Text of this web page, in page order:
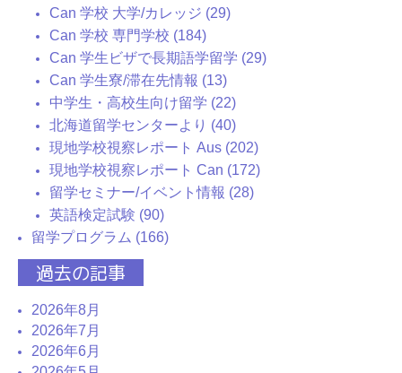
Can 学校 大学/カレッジ (29)
Can 学校 専門学校 (184)
Can 学生ビザで長期語学留学 (29)
Can 学生寮/滞在先情報 (13)
中学生・高校生向け留学 (22)
北海道留学センターより (40)
現地学校視察レポート Aus (202)
現地学校視察レポート Can (172)
留学セミナー/イベント情報 (28)
英語検定試験 (90)
留学プログラム (166)
過去の記事
2026年8月
2026年7月
2026年6月